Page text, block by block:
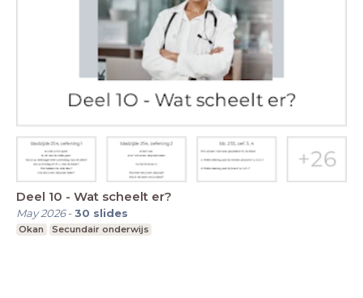
Deel 10 - Wat scheelt er?
May 2026-30 slides
Okan Secundair onderwijs